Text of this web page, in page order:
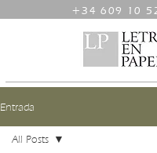
+34 609 10
Entrada
All Posts